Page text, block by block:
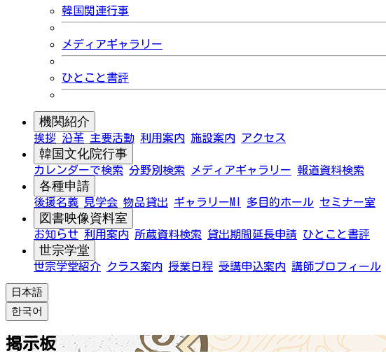
韓国関連行事
メディアギャラリー
ひとこと書評
機関紹介
挨拶 沿革 主要活動 利用案内 施設案内 アクセス
韓国文化院行事
カレンダーで検索 分野別検索 メディアギャラリー 報道資料検索
各種申請
後援名義 見学会 物品貸出 ギャラリーMI 多目的ホール セミナー室
図書映像資料室
お知らせ 利用案内 所蔵資料検索 貸出期間延長申請 ひとこと書評
世宗学堂
世宗学堂紹介 クラス案内 授業日程 受講申込案内 講師プロフィール
日本語
한국어
掲示板